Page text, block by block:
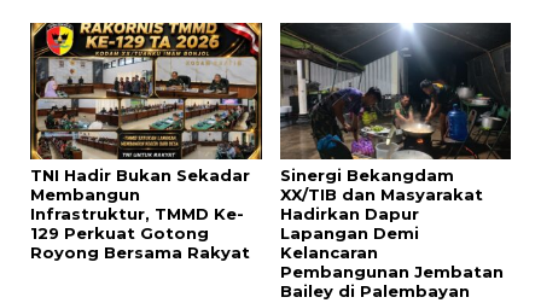
TNI Hadir Bukan Sekadar
Membangun
Infrastruktur, TMMD Ke-
129 Perkuat Gotong
Royong Bersama Rakyat
Sinergi Bekangdam
XX/TIB dan Masyarakat
Hadirkan Dapur
Lapangan Demi
Kelancaran
Pembangunan Jembatan
Bailey di Palembayan